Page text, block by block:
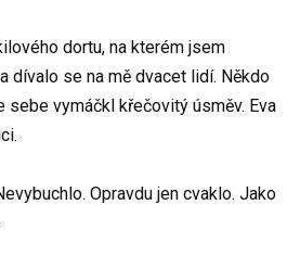
dortu, na kterém jsem
dívalo se na mě dvacet lidí. Někdo
sebe vymáčkl křečovitý úsměv. Eva
Opravdu jen cvaklo. Jako